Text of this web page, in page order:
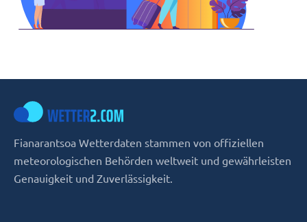
Fianarantsoa Wetterdaten stammen von offiziellen
meteorologischen Behörden weltweit und gewährleisten
Genauigkeit und Zuverlässigkeit.